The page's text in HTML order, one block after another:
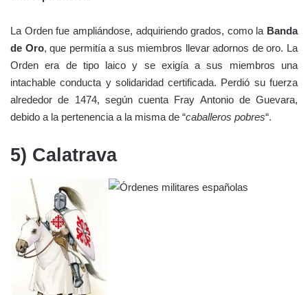
La Orden fue ampliándose, adquiriendo grados, como la Banda
de Oro, que permitía a sus miembros llevar adornos de oro. La
Orden era de tipo laico y se exigía a sus miembros una
intachable conducta y solidaridad certificada. Perdió su fuerza
alrededor de 1474, según cuenta Fray Antonio de Guevara,
debido a la pertenencia a la misma de “caballeros pobres“.
5) Calatrava